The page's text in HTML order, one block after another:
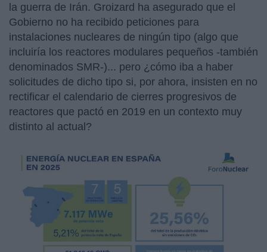
la guerra de Irán. Groizard ha asegurado que el
Gobierno no ha recibido peticiones para
instalaciones nucleares de ningún tipo (algo que
incluiría los reactores modulares pequeños -también
denominados SMR-)... pero ¿cómo iba a haber
solicitudes de dicho tipo si, por ahora, insisten en no
rectificar el calendario de cierres progresivos de
reactores que pactó en 2019 en un contexto muy
distinto al actual?